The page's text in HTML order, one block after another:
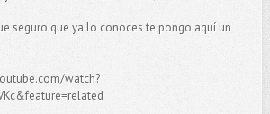
seguro que ya lo conoces te pongo aquí un
watch?